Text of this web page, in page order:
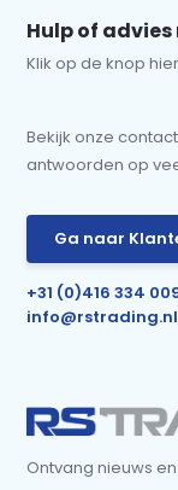
Hulp of
Klik op de knop
Bekijk onze
antwoorden op
Ga naar
+31 (0)416 334
info@rstrading.nl
Ontvang nieuws